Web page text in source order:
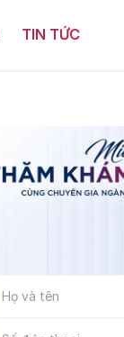
TIN TỨC